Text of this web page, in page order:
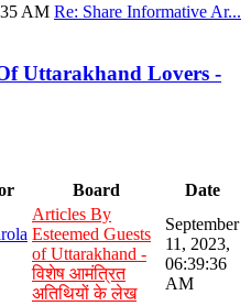
AM Re: Share Informative Ar...
Uttarakhand Lovers -
Board Date
Articles By
Esteemed Guests
of Uttarakhand -
विशेष आमंत्रित
अतिथियों के लेख
September
11, 2023,
06:39:36
AM